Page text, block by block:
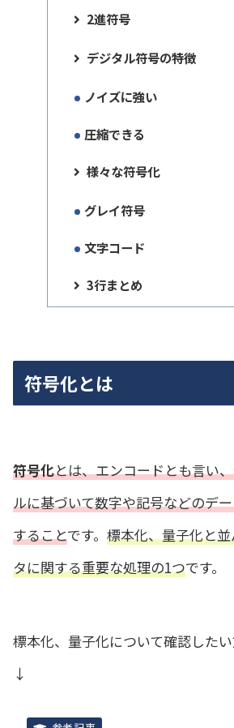
2進符号
デジタル符号の特徴
ノイズに強い
圧縮できる
様々な符号化
グレイ符号
文字コード
3行まとめ
符号化とは
符号化とは、エンコードとも言い
ルに基づいて数字や記号などのデ
することです。 標本化、量子化と
タに関する重要な処理の1つです。
標本化、量子化について確認した
↓